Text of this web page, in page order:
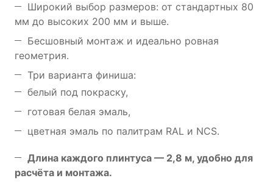
Широкий выбор размеров: от стандартных 80
мм до высоких 200 мм и выше.
Бесшовный монтаж и идеально ровная
геометрия.
Три варианта финиша:
белый под покраску,
готовая белая эмаль,
цветная эмаль по палитрам RAL и NCS.
Длина каждого плинтуса — 2,8 м, удобно для
расчёта и монтажа.